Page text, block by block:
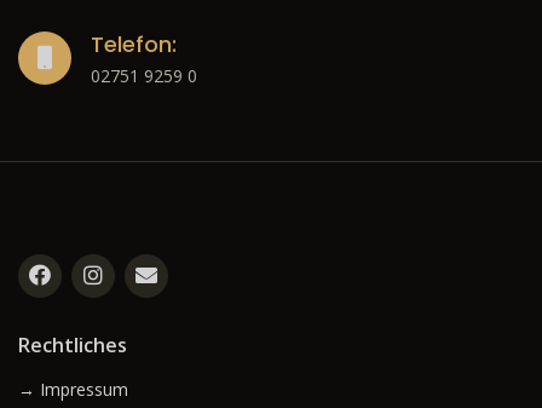
Telefon:
02751 9259 0
Rechtliches
→ Impressum